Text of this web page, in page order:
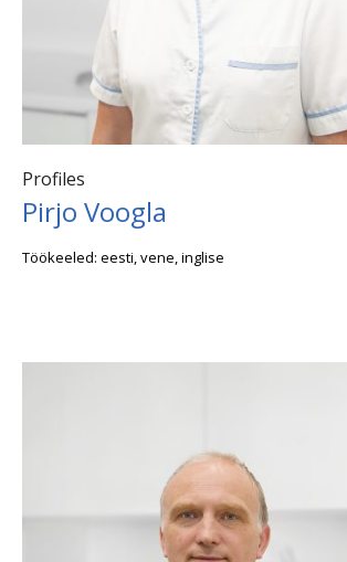
Profiles
Pirjo Voogla
Töökeeled: eesti, vene, inglise